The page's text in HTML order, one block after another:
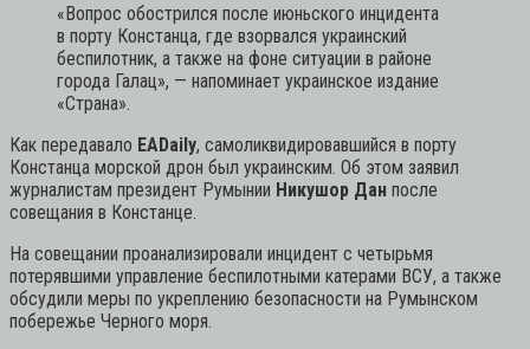
«Вопрос обострился после июньского инцидента
в порту Констанца, где взорвался украинский
беспилотник, а также на фоне ситуации в районе
города Галац», — напоминает украинское издание
«Страна».
Как передавало EADaily, самоликвидировавшийся в порту
Констанца морской дрон был украинским. Об этом заявил
журналистам президент Румынии Никушор Дан после
совещания в Констанце.
На совещании проанализировали инцидент с четырьмя
потерявшими управление беспилотными катерами ВСУ, а также
обсудили меры по укреплению безопасности на Румынском
побережье Черного моря.